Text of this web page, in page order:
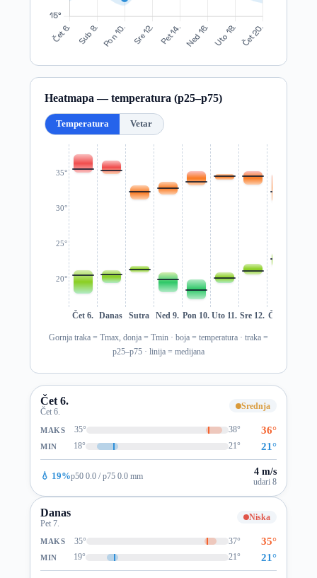
Heatmapa — temperatura (p25–p75)
Temperatura Vetar
20°
25°
30°
35°
Čet 6. Danas Sutra Ned 9. Pon 10. Uto 11. Sre 12. Čet 13.
Gornja traka = Tmax, donja = Tmin · boja = temperatura · traka =
p25–p75 · linija = medijana
Čet 6.
Čet 6.
Srednja
MAKS 35° 38° 36°
MIN 18° 21° 21°
💧 19%p50 0.0 / p75 0.0 mm 4 m/s
udari 8
Danas
Pet 7.
Niska
MAKS 35° 37° 35°
MIN 19° 21° 21°